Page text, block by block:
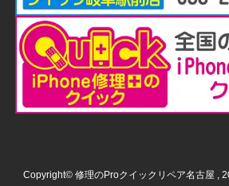
Copyright© 修理のProクイックリペア名古屋 ,